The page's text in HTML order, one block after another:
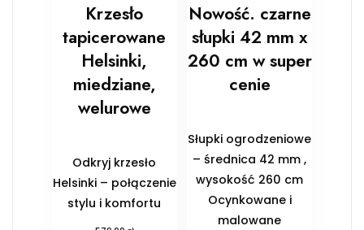
Krzesło
tapicerowane
Helsinki,
miedziane,
welurowe
Odkryj krzesło
Helsinki – połączenie
stylu i komfortu
Nowość. czarne
słupki 42 mm x
260 cm w super
cenie
Słupki ogrodzeniowe
– średnica 42 mm ,
wysokość 260 cm
Ocynkowane i
malowane